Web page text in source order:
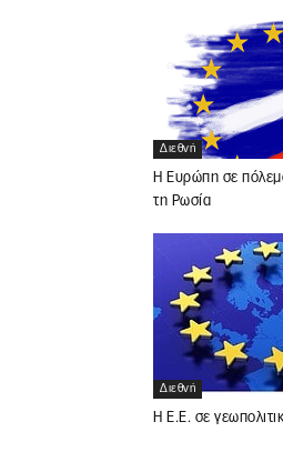
Διεθνή
Η Ευρώπη σε
τη Ρωσία
Διεθνή
Η Ε.Ε. σε